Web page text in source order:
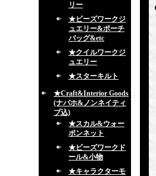
リー
★ビーズワークジ
ュエリー&ポーチ
バッグ&etc
★クイルワークジ
ュエリー
★スターキルト
★Craft&Interior Goods
(ナバホ&ノンネイティ
ブ込)
★スカル&ウォー
ボンネット
★ビーズワークド
ール&小物
★キャラクターモ